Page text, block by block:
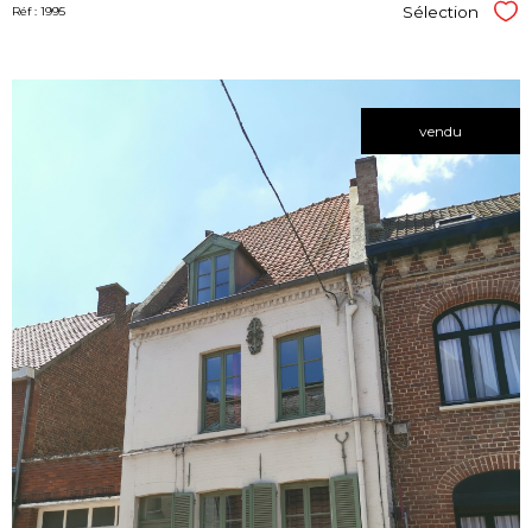
Réf : 1995 Sélection
vendu
voir le
bien